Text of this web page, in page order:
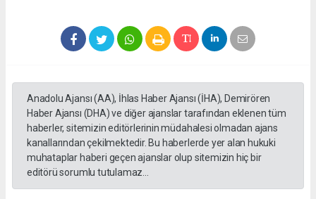
Anadolu Ajansı (AA), İhlas Haber Ajansı (İHA), Demirören
Haber Ajansı (DHA) ve diğer ajanslar tarafından eklenen tüm
haberler, sitemizin editörlerinin müdahalesi olmadan ajans
kanallarından çekilmektedir. Bu haberlerde yer alan hukuki
muhataplar haberi geçen ajanslar olup sitemizin hiç bir
editörü sorumlu tutulamaz...